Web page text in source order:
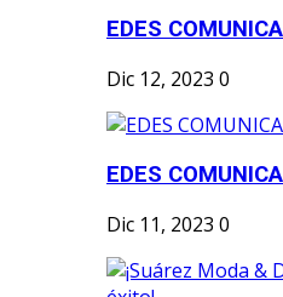
EDES
Dic 12, 2023 0
EDES
Dic 11, 2023 0